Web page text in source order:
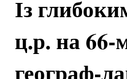
Із
ц.р. на 66-
географ-